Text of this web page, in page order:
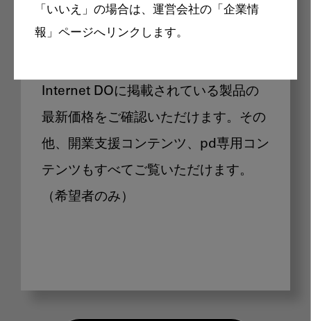
「いいえ」の場合は、運営会社の「企業情
報」ページへリンクします。
製品価格も閲覧可能
Internet DOに掲載されている製品の
最新価格をご確認いただけます。その
他、開業支援コンテンツ、pd専用コン
テンツもすべてご覧いただけます。
（希望者のみ）